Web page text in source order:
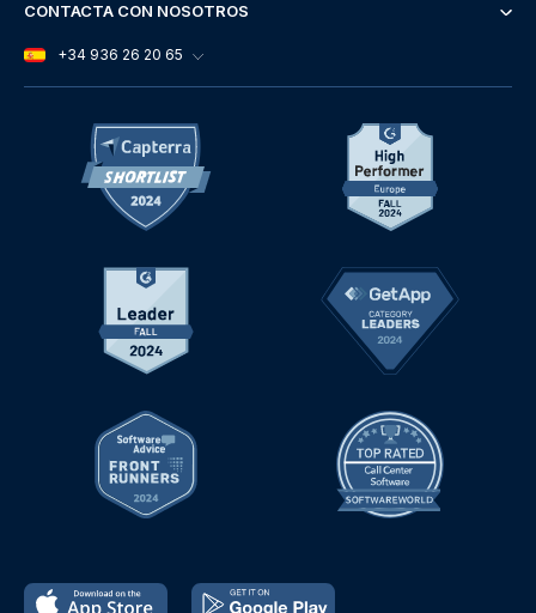
CONTACTA CON NOSOTROS
+34 936 26 20 65